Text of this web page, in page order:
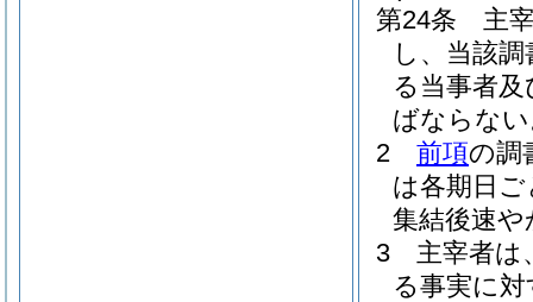
第24条
主
し、当該
る当事者
ばならな
2
前項の調
は各期日
集結後速
3
主宰者は
る事実に